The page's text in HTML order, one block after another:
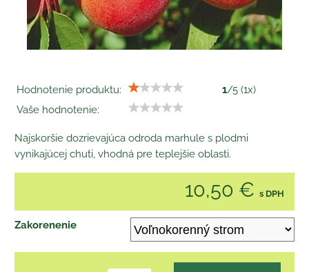
Hodnotenie produktu: 1/5 (1x)
Vaše hodnotenie:
Najskoršie dozrievajúca odroda marhule s plodmi
vynikajúcej chuti, vhodná pre teplejšie oblasti.
10,50 € s DPH
Zakorenenie